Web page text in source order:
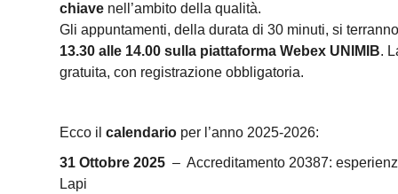
chiave nell’ambito della qualità.
Gli appuntamenti, della durata di 30 minuti, si
13.30 alle 14.00 sulla piattaforma Webex UNIMIB.
gratuita, con registrazione obbligatoria.
Ecco il calendario per l’anno 2025-2026:
31 Ottobre 2025 – Accreditamento 20387:
Lapi